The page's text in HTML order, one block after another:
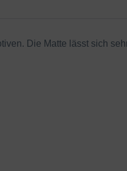
Die Matte lässt sich